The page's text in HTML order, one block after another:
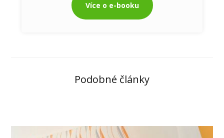
Více o e-booku
Podobné články